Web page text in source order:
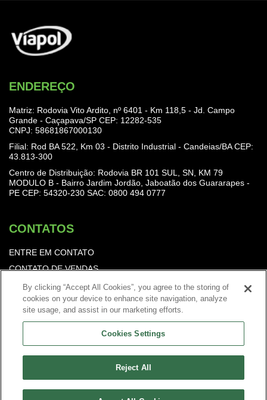
ENDEREÇO
Matriz: Rodovia Vito Ardito, nº 6401 - Km 118,5 - Jd. Campo
Grande - Caçapava/SP CEP: 12282-535
CNPJ: 58681867000130
Filial: Rod BA 522, Km 03 - Distrito Industrial - Candeias/BA CEP:
43.813-300
Centro de Distribuição: Rodovia BR 101 SUL, SN, KM 79
MODULO B - Bairro Jardim Jordão, Jaboatão dos Guararapes -
PE CEP: 54320-230 SAC: 0800 494 0777
CONTATOS
ENTRE EM CONTATO
CONTATO DE VENDAS
TRABALHE CONOSCO
Política de Privacidade
By clicking “Accept All Cookies”, you agree to the storing of
cookies on your device to enhance site navigation, analyze
site usage, and assist in our marketing efforts.
Cookies Settings
Reject All